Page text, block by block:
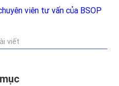
viên tư vấn của BSOP
viết